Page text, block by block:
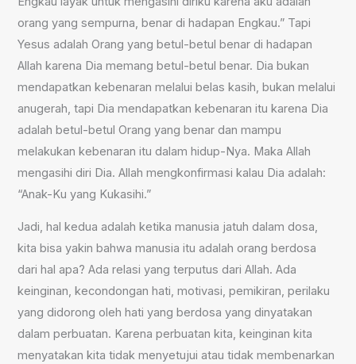
orang yang sempurna, benar di hadapan Engkau.” Tapi
Yesus adalah Orang yang betul-betul benar di hadapan
Allah karena Dia memang betul-betul benar. Dia bukan
mendapatkan kebenaran melalui belas kasih, bukan melalui
anugerah, tapi Dia mendapatkan kebenaran itu karena Dia
adalah betul-betul Orang yang benar dan mampu
melakukan kebenaran itu dalam hidup-Nya. Maka Allah
mengasihi diri Dia. Allah mengkonfirmasi kalau Dia adalah:
“Anak-Ku yang Kukasihi.”
Jadi, hal kedua adalah ketika manusia jatuh dalam dosa,
kita bisa yakin bahwa manusia itu adalah orang berdosa
dari hal apa? Ada relasi yang terputus dari Allah. Ada
keinginan, kecondongan hati, motivasi, pemikiran, perilaku
yang didorong oleh hati yang berdosa yang dinyatakan
dalam perbuatan. Karena perbuatan kita, keinginan kita
menyatakan kita tidak menyetujui atau tidak membenarkan